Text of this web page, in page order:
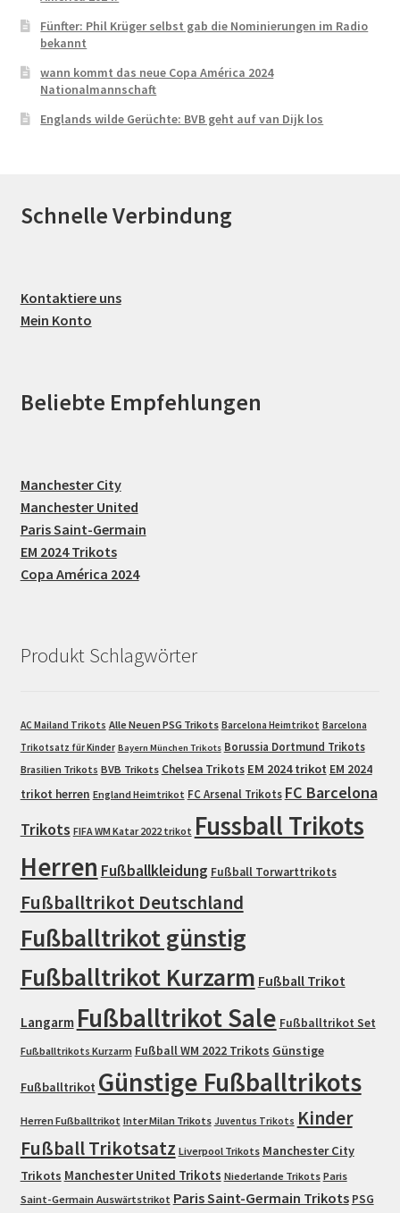
Fünfter: Phil Krüger selbst gab die Nominierungen im Radio
bekannt
wann kommt das neue Copa América 2024
Nationalmannschaft
Englands wilde Gerüchte: BVB geht auf van Dijk los
Schnelle Verbindung
Kontaktiere uns
Mein Konto
Beliebte Empfehlungen
Manchester City
Manchester United
Paris Saint-Germain
EM 2024 Trikots
Copa América 2024
Produkt Schlagwörter
AC Mailand Trikots Alle Neuen PSG Trikots Barcelona Heimtrikot Barcelona
Trikotsatz für Kinder Bayern München Trikots Borussia Dortmund Trikots
Brasilien Trikots BVB Trikots Chelsea Trikots EM 2024 trikot EM 2024
trikot herren England Heimtrikot FC Arsenal Trikots FC Barcelona
Trikots FIFA WM Katar 2022 trikot Fussball Trikots
Herren Fußballkleidung Fußball Torwarttrikots
Fußballtrikot Deutschland
Fußballtrikot günstig
Fußballtrikot Kurzarm Fußball Trikot
Langarm Fußballtrikot Sale Fußballtrikot Set
Fußballtrikots Kurzarm Fußball WM 2022 Trikots Günstige
Fußballtrikot Günstige Fußballtrikots
Herren Fußballtrikot Inter Milan Trikots Juventus Trikots Kinder
Fußball Trikotsatz Liverpool Trikots Manchester City
Trikots Manchester United Trikots Niederlande Trikots Paris
Saint-Germain Auswärtstrikot Paris Saint-Germain Trikots PSG